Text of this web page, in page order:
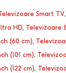
Smart TV,
HD, Televizoare
(60 cm),
(101 cm),
(122 cm),